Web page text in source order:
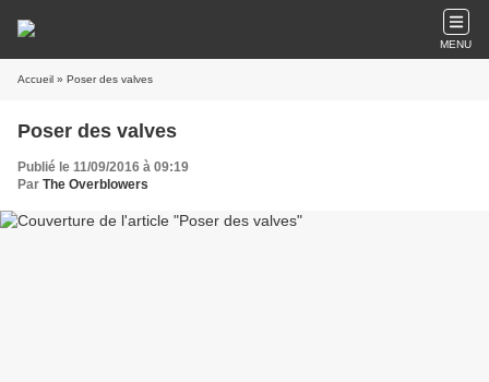
MENU
Accueil » Poser des valves
Poser des valves
Publié le 11/09/2016 à 09:19
Par The Overblowers